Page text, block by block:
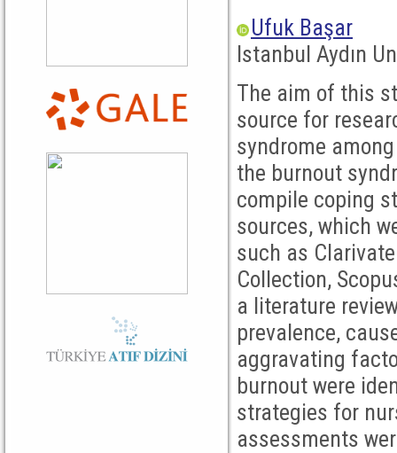
Ufuk Başar
Istanbul Aydın
The aim of this
source for
syndrome
the burnout
compile coping
sources, which
such as
Collection,
a literature
prevalence,
aggravating
burnout were
strategies for
assessments